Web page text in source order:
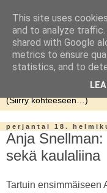
perjantai 18.
Anja
sekä kaulaliina
Tartuin ensimmäiseen
This site uses
and to analyze traffic.
shared with Google
metrics to ensure
statistics, and to